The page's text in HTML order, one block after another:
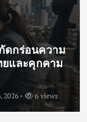
คนโปรด
กมลายเส้น
พร้อมกันทั่ว
views